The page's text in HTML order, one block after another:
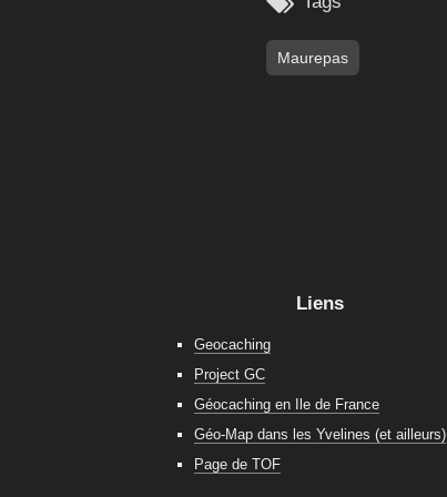
Maurepas
Liens
Geocaching
Project GC
Géocaching en Ile de France
Géo-Map dans les Yvelines (et ailleurs)
Page de TOF